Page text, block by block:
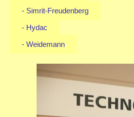
- Simrit-Freudenberg
- Hydac
- Weidemann